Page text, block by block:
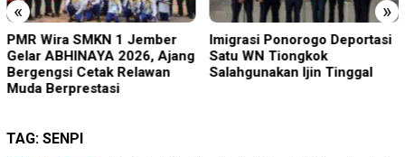
« »
PMR Wira SMKN 1 Jember
Gelar ABHINAYA 2026, Ajang
Bergengsi Cetak Relawan
Muda Berprestasi
Imigrasi Ponorogo Deportasi
Satu WN Tiongkok
Salahgunakan Ijin Tinggal
TAG: SENPI